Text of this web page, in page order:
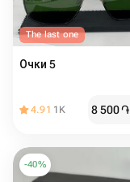
The last one
Очки 5
4.91 1K 8 500֏
-40%